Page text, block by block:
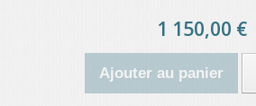
1 150,00 €
Ajouter au panier